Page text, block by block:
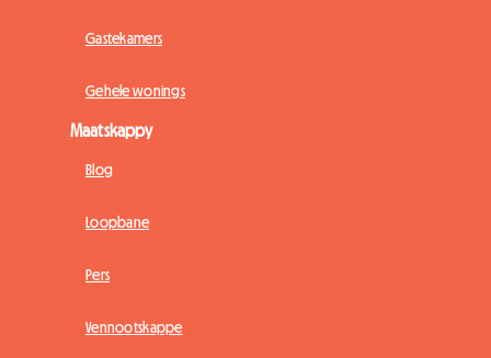
Gastekamers
Gehele wonings
Maatskappy
Blog
Loopbane
Pers
Vennootskappe